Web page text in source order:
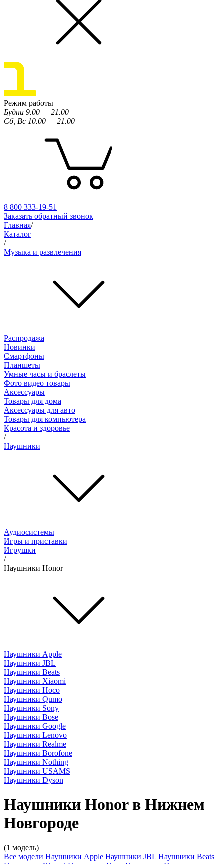
Режим работы
Будни 9.00 — 21.00
Сб, Вс 10.00 — 21.00
8 800 333-19-51
Заказать обратный звонок
Главная/
Каталог
/
Музыка и развлечения
Распродажа
Новинки
Смартфоны
Планшеты
Умные часы и браслеты
Фото видео товары
Аксессуары
Товары для дома
Аксессуары для авто
Товары для компьютера
Красота и здоровье
/
Наушники
Аудиосистемы
Игры и приставки
Игрушки
/
Наушники Honor
Наушники Apple
Наушники JBL
Наушники Beats
Наушники Xiaomi
Наушники Hoco
Наушники Qumo
Наушники Sony
Наушники Bose
Наушники Google
Наушники Lenovo
Наушники Realme
Наушники Borofone
Наушники Nothing
Наушники USAMS
Наушники Dyson
Наушники Honor в Нижнем
Новгороде
(1 модель)
Все модели Наушники Apple Наушники JBL Наушники Beats